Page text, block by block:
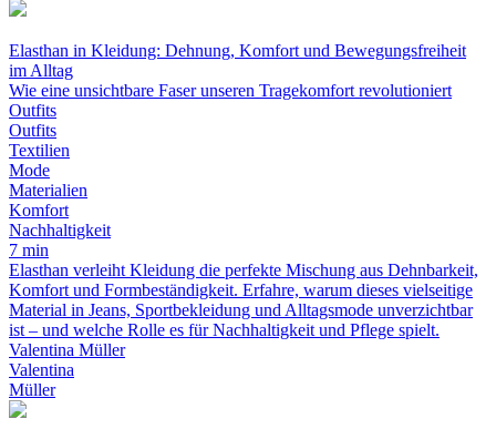
Elasthan in Kleidung: Dehnung, Komfort und Bewegungsfreiheit
im Alltag
Wie eine unsichtbare Faser unseren Tragekomfort revolutioniert
Outfits
Outfits
Textilien
Mode
Materialien
Komfort
Nachhaltigkeit
7 min
Elasthan verleiht Kleidung die perfekte Mischung aus Dehnbarkeit,
Komfort und Formbeständigkeit. Erfahre, warum dieses vielseitige
Material in Jeans, Sportbekleidung und Alltagsmode unverzichtbar
ist – und welche Rolle es für Nachhaltigkeit und Pflege spielt.
Valentina Müller
Valentina
Müller